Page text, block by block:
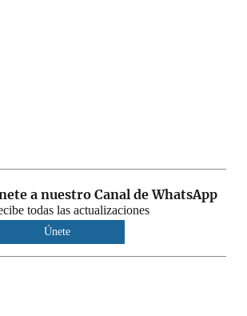
a nuestro Canal de WhatsApp
todas las actualizaciones
Únete